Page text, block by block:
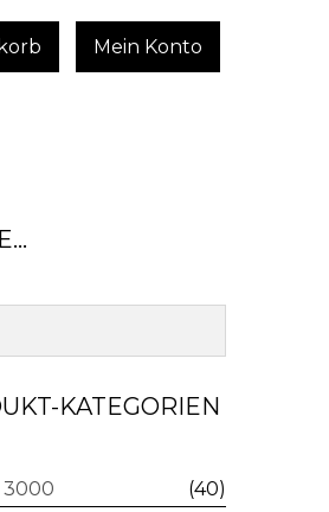
Mein Konto
KATEGORIEN
3000
(40)